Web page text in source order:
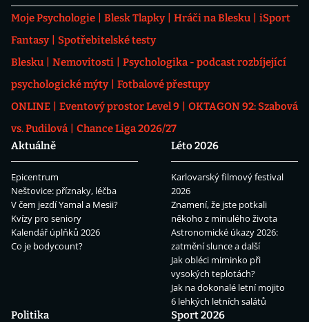
Moje Psychologie Blesk Tlapky Hráči na Blesku
iSport
Fantasy
Spotřebitelské testy
Blesku
Nemovitosti
Psychologika - podcast rozbíjející
psychologické mýty
Fotbalové přestupy
ONLINE
Eventový prostor Level 9
OKTAGON 92: Szabová
vs. Pudilová
Chance Liga 2026/27
Aktuálně
Epicentrum
Neštovice: příznaky, léčba
V čem jezdí Yamal a Mesii?
Kvízy pro seniory
Kalendář úplňků 2026
Co je bodycount?
Léto 2026
Karlovarský filmový festival
2026
Znamení, že jste potkali
někoho z minulého života
Astronomické úkazy 2026:
zatmění slunce a další
Jak obléci miminko při
vysokých teplotách?
Jak na dokonalé letní mojito
6 lehkých letních salátů
Politika
Sport 2026